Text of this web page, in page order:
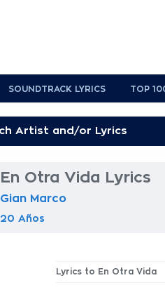
SOUNDTRACK LYRICS TOP
En Otra Vida Lyrics
Gian Marco
20 Años
Lyrics to En Otra Vida